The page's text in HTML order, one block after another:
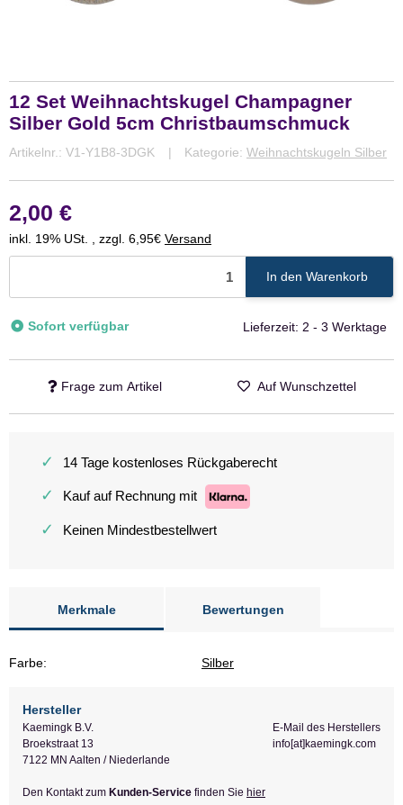
12 Set Weihnachtskugel Champagner
Silber Gold 5cm Christbaumschmuck
Artikelnr.: V1-Y1B8-3DGK Kategorie: Weihnachtskugeln Silber
2,00 €
inkl. 19% USt. , zzgl. 6,95€ Versand
In den Warenkorb
Sofort verfügbar Lieferzeit: 2 - 3 Werktage
Frage zum Artikel Auf Wunschzettel
✓ 14 Tage kostenloses Rückgaberecht
✓ Kauf auf Rechnung mit
✓ Keinen Mindestbestellwert
Merkmale Bewertungen
Farbe: Silber
Hersteller
Kaemingk B.V.
Broekstraat 13
7122 MN Aalten / Niederlande
E-Mail des Herstellers
info[at]kaemingk.com
Den Kontakt zum Kunden-Service finden Sie hier